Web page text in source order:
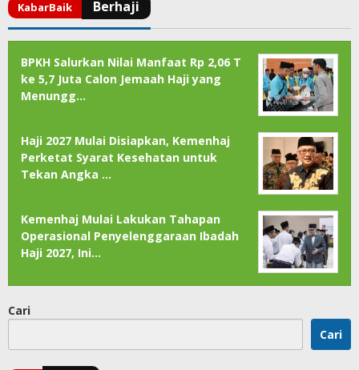
BPKH Salurkan Nilai Manfaat Rp 2,06 T
ke 5,7 Juta Calon Jemaah Haji yang
Menungg…
Haji 2027 Mulai Disiapkan, Kemenhaj
Perketat Syarat Kesehatan untuk
Tekan Angka …
Kemenhaj Mulai Lakukan Tahapan
Operasional Penyelenggaraan Ibadah
Haji 2027, Ini…
Cari
Cari